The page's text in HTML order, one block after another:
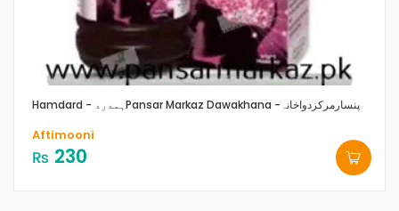
Hamdard - ہمدرد Pansar Markaz Dawakhana -پنسارمرکزدواخانہ
Aftimooni
₨ 230